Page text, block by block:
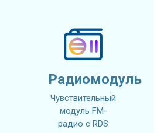
Радиомодуль
Чувствительный
модуль FM-
радио с RDS